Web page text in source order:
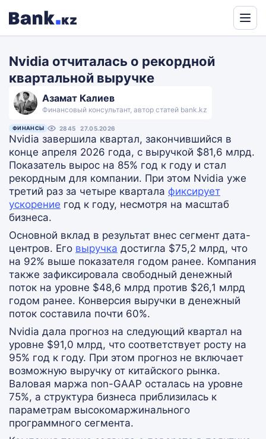
Translate
Nvidia отчиталась о рекордной
квартальной выручке
Азамат Калиев
Финансовый консультант, автор статей bank.kz
ФИНАНСЫ 2845 27.05.2026
Nvidia завершила квартал, закончившийся в
конце апреля 2026 года, с выручкой $81,6 млрд.
Показатель вырос на 85% год к году и стал
рекордным для компании. При этом Nvidia уже
третий раз за четыре квартала фиксирует
ускорение год к году, несмотря на масштаб
бизнеса.
Основной вклад в результат внес сегмент дата-
центров. Его выручка достигла $75,2 млрд, что
на 92% выше показателя годом ранее. Компания
также зафиксировала свободный денежный
поток на уровне $48,6 млрд против $26,1 млрд
годом ранее. Конверсия выручки в денежный
поток составила почти 60%.
Nvidia дала прогноз на следующий квартал на
уровне $91,0 млрд, что соответствует росту на
95% год к году. При этом прогноз не включает
возможную выручку от китайского рынка.
Валовая маржа non-GAAP осталась на уровне
75%, а структура бизнеса приблизилась к
параметрам высокомаржинального
программного сегмента.